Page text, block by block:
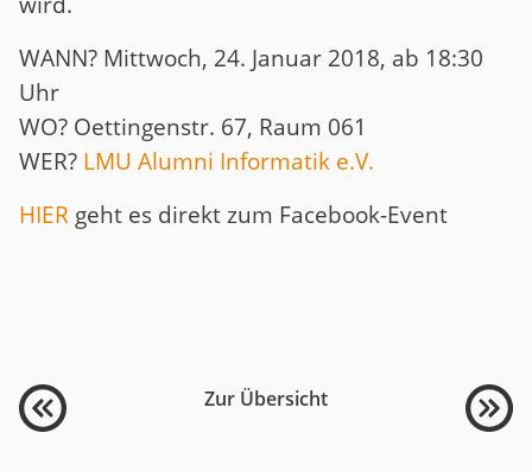
WANN? Mittwoch, 24. Januar 2018, ab 18:30
Uhr
WO? Oettingenstr. 67, Raum 061
WER? LMU Alumni Informatik e.V.
HIER geht es direkt zum Facebook-Event
Zur Übersicht